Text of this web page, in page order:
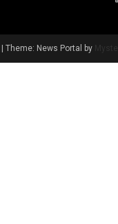
|Theme: News Portal by